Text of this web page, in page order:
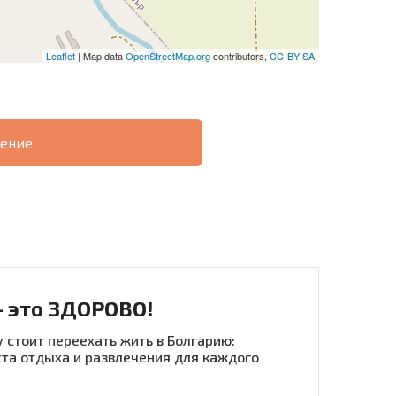
Leaflet | Map dataOpenStreetMap.orgcontributors, CC-BY-SA
| Нажимая кнопку, вы разрешаете
это ЗДОРОВО!
переехать жить в Болгарию:
отдыха и развлечения для каждого